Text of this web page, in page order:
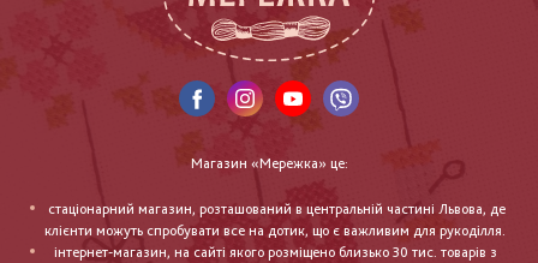
Магазин «Мережка» це:
стаціонарний магазин, розташований в центральній частині Львова, де
клієнти можуть спробувати все на дотик, що є важливим для рукоділля.
інтернет-магазин, на сайті якого розміщено близько 30 тис. товарів з